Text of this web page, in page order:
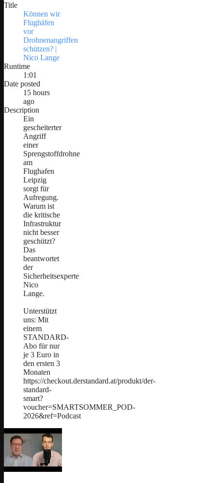
Title
Können wir
Flughäfen
vor
Drohnenangriffen
schützen? |
Nico Lange
Runtime
1:01
Date posted
15 hours
ago
Description
Ein
gescheiterter
Angriff
einer
Sprengstoffdrohne
am
Flughafen
Leipzig
sorgt für
Aufregung.
Warum ist
die kritische
Infrastruktur
nicht besser
geschützt?
Das
beantwortet
der
Sicherheitsexperte
Nico
Lange.
Unterstützt
uns: Mit
einem
STANDARD-
Abo für nur
je 3 Euro in
den ersten 3
Monaten
https://checkout.derstandard.at/produkt/der-
standard-
smart?
voucher=SMARTSOMMER_POD-
2026&ref=Podcast